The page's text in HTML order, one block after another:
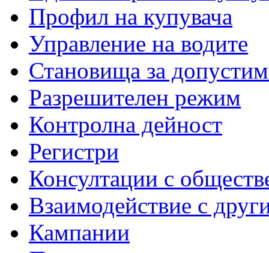
Профил на купувача
Управление на водите
Становища за
Разрешителен режим
Контролна дейност
Регистри
Консултации с
Взаимодействие с
Кампании